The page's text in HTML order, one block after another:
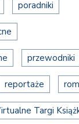
poradniki
przewodniki
reportaże
Targi